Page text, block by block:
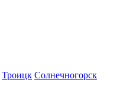
Троицк Солнечногорск